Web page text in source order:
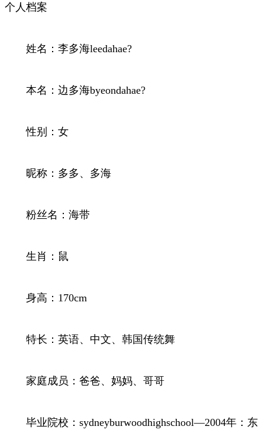
个人档案
姓名：李多海leedahae?
本名：边多海byeondahae?
性别：女
昵称：多多、多海
粉丝名：海带
生肖：鼠
身高：170cm
特长：英语、中文、韩国传统舞
家庭成员：爸爸、妈妈、哥哥
毕业院校：sydneyburwoodhighschool—2004年：东